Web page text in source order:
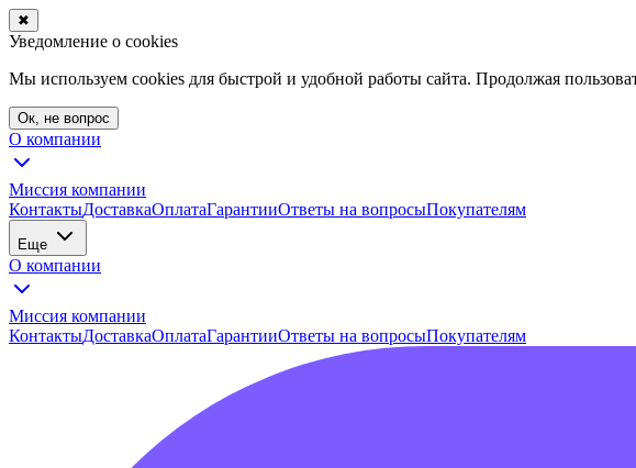
✖
Уведомление о cookies
Мы используем cookies для быстрой и удобной работы сайта. Продолжая
Ок, не вопрос
О компании
Миссия компании
КонтактыДоставкаОплатаГарантииОтветы на вопросыПокупателям
Еще
О компании
Миссия компании
КонтактыДоставкаОплатаГарантииОтветы на вопросыПокупателям